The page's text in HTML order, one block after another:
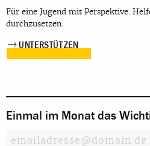
Für eine Jugend mit Perspektive.
durchzusetzen.
UNTERSTÜTZEN
Einmal im Monat das